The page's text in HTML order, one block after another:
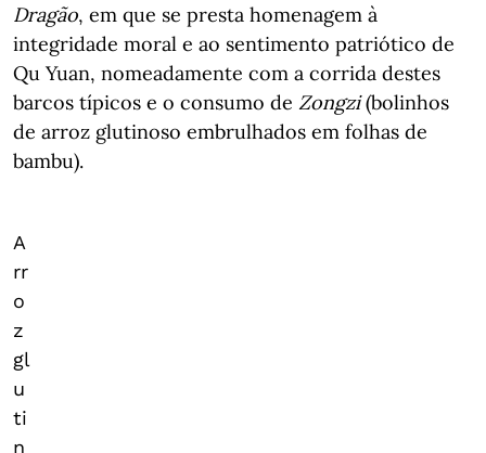
Dragão, em que se presta homenagem à
integridade moral e ao sentimento patriótico de
Qu Yuan, nomeadamente com a corrida destes
barcos típicos e o consumo de Zongzi(bolinhos
de arroz glutinoso embrulhados em folhas de
bambu).
A
rr
o
z
gl
u
ti
n